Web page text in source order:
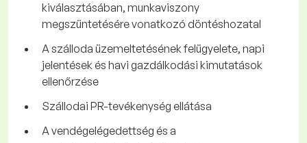
kiválasztásában, munkaviszony
megszüntetésére vonatkozó döntéshozatal
A szálloda üzemeltetésének felügyelete, napi
jelentések és havi gazdálkodási kimutatások
ellenőrzése
Szállodai PR-tevékenység ellátása
A vendégelégedettség és a